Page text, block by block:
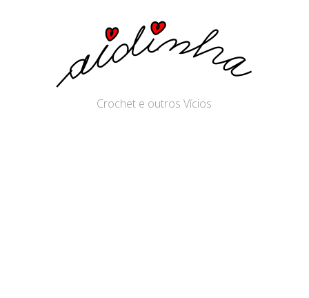
Crochet e outros Vícios